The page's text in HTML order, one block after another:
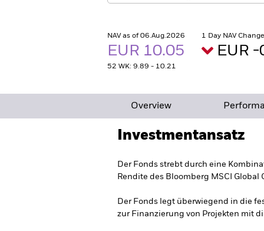
NAV as of 06.Aug.2026
EUR 10.05
52 WK: 9.89 - 10.21
1 Day NAV
EUR
Overview
Investmentansatz
Der Fonds strebt durch eine
Rendite des Bloomberg MSCI
Der Fonds legt überwiegend in die
zur Finanzierung von Projekten mit